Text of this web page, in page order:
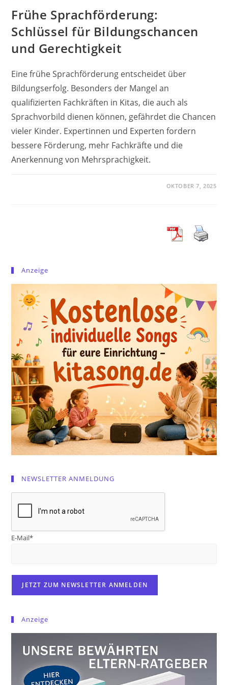
Frühe Sprachförderung:
Schlüssel für Bildungschancen
und Gerechtigkeit
Eine frühe Sprachförderung entscheidet über
Bildungserfolg. Besonders der Mangel an
qualifizierten Fachkräften in Kitas, die auch als
Sprachvorbild dienen können, gefährdet die Chancen
vieler Kinder. Expertinnen und Experten fordern
bessere Förderung, mehr Fachkräfte und die
Anerkennung von Mehrsprachigkeit.
OKTOBER 7, 2025
Anzeige
NEWSLETTER ANMELDUNG
E-Mail*
Anzeige